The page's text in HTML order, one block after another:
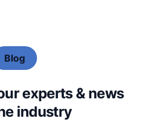
Blog
ur experts & news
e industry